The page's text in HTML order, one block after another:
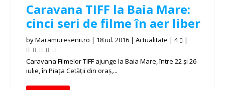
Caravana TIFF la Baia Mare:
cinci seri de filme în aer liber
byMaramuresenii.ro | 18 iul. 2016 |Actualitate |4 |
Caravana Filmelor TIFF ajunge la Baia Mare, între 22 și 26
iulie, în Piața Cetății din oraș,...